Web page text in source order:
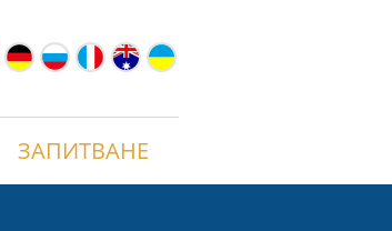
ЗАПИТВАНЕ